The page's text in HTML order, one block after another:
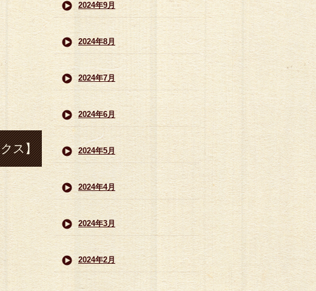
ス】
#ロ
シル
グ#
2024年9月
2024年8月
2024年7月
2024年6月
2024年5月
2024年4月
2024年3月
2024年2月